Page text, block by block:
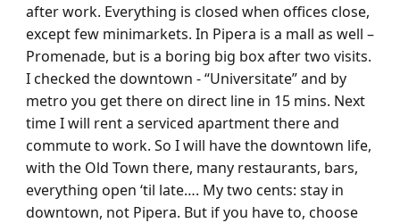
after work. Everything is closed when offices close,
except few minimarkets. In Pipera is a mall as well –
Promenade, but is a boring big box after two visits.
I checked the downtown - “Universitate” and by
metro you get there on direct line in 15 mins. Next
time I will rent a serviced apartment there and
commute to work. So I will have the downtown life,
with the Old Town there, many restaurants, bars,
everything open ‘til late…. My two cents: stay in
downtown, not Pipera. But if you have to, choose